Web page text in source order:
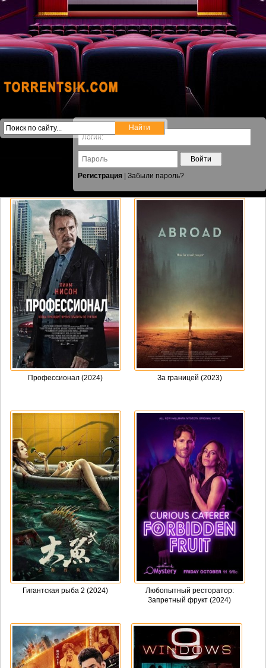
Войти
Регистрация
Забыли пароль?
Профессионал (2024) За границей (2023)
Гигантская рыба 2 (2024)
Любопытный ресторатор:
Запретный фрукт (2024)